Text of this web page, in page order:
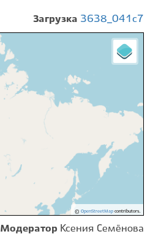
Загрузка 3638_041c7
© OpenStreetMapcontributors.
Модератор Ксения Семёнова